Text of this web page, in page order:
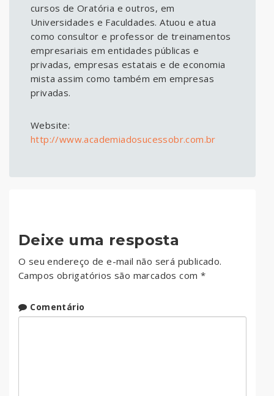
cursos de Oratória e outros, em
Universidades e Faculdades. Atuou e atua
como consultor e professor de treinamentos
empresariais em entidades públicas e
privadas, empresas estatais e de economia
mista assim como também em empresas
privadas.
Website:
http://www.academiadosucessobr.com.br
Deixe uma resposta
O seu endereço de e-mail não será publicado.
Campos obrigatórios são marcados com *
Comentário